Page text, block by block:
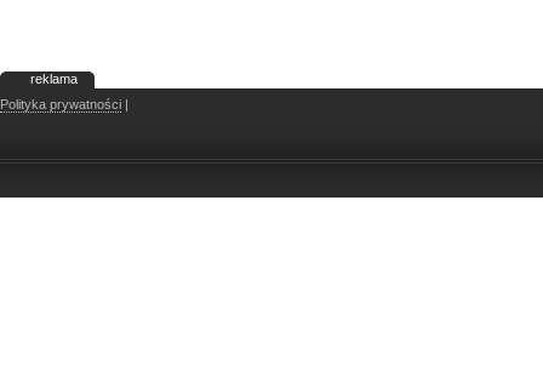
reklama
Polityka prywatności |